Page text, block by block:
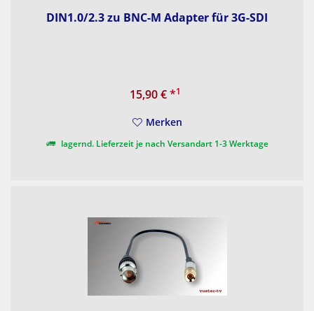
DIN1.0/2.3 zu BNC-M Adapter für 3G-SDI
15,90 €*1
Merken
lagernd. Lieferzeit je nach Versandart 1-3 Werktage